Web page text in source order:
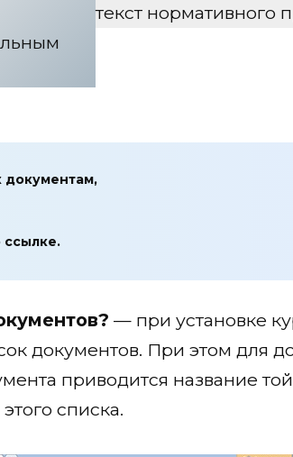
текст нормативного
документам,
ссылке.
— при установке
документов. При этом для
приводится название
списка.